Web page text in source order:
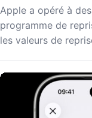
Apple a opéré à
programme de
les valeurs de